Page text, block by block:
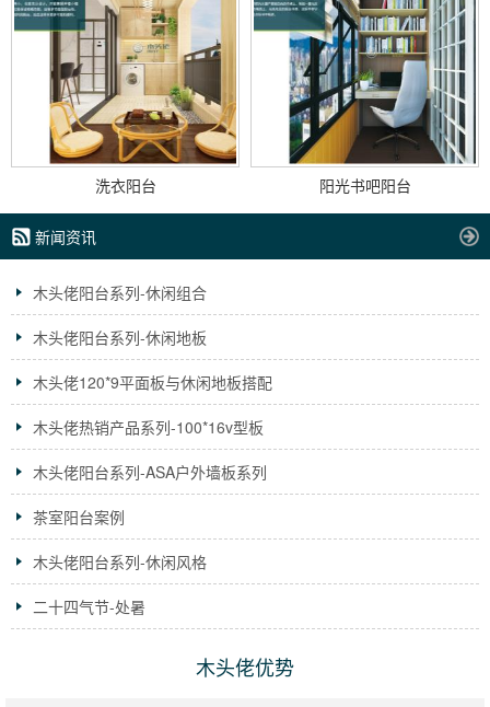
洗衣阳台 阳光书吧阳台
新闻资讯
木头佬阳台系列-休闲组合
木头佬阳台系列-休闲地板
木头佬120*9平面板与休闲地板搭配
木头佬热销产品系列-100*16v型板
木头佬阳台系列-ASA户外墙板系列
茶室阳台案例
木头佬阳台系列-休闲风格
二十四气节-处暑
木头佬优势